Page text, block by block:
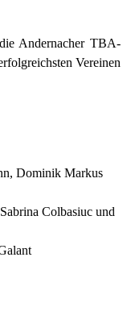
Andernacher TBA-
Vereinen
Dominik Markus
Colbasiuc und